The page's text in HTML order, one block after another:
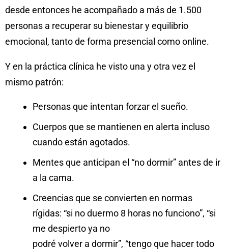
desde entonces he acompañado a más de 1.500
personas a recuperar su bienestar y equilibrio
emocional, tanto de forma presencial como online.
Y en la práctica clínica he visto una y otra vez el
mismo patrón:
Personas que intentan forzar el sueño.
Cuerpos que se mantienen en alerta incluso
cuando están agotados.
Mentes que anticipan el “no dormir” antes de ir
a la cama.
Creencias que se convierten en normas
rígidas: “si no duermo 8 horas no funciono”, “si
me despierto ya no
podré volver a dormir”, “tengo que hacer todo